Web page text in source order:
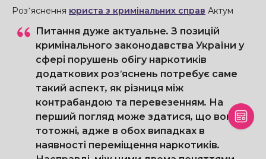
Роз’яснення юриста з кримінальних справ Актум
Питання дуже актуальне. З позицій
кримінального законодавства України у
сфері порушень обігу наркотиків
додаткових роз'яснень потребує саме
такий аспект, як різниця між
контрабандою та перевезенням. На
перший погляд може здатися, що вони
тотожні, адже в обох випадках в
наявності переміщення наркотиків.